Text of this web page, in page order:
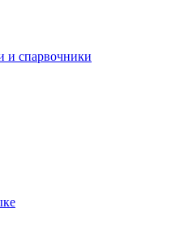
и спарвочники